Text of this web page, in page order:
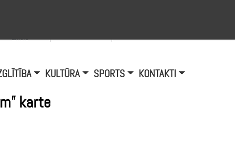
izmērs
KULTŪRA SPORTS KONTAKTI
karte